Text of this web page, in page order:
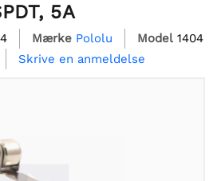
5A
Mærke Pololu Model 1404
Skrive en anmeldelse